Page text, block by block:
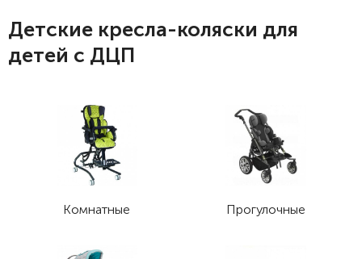
Детские кресла-коляски для
детей с ДЦП
Комнатные Прогулочные